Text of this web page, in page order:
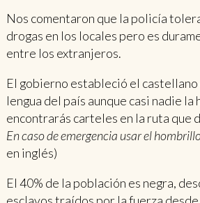
Nos comentaron que la policía
drogas en los locales pero es
entre los extranjeros.
El gobierno estableció el castellano
lengua del país aunque casi nadie la
encontrarás carteles en la ruta que
En caso de emergencia usar el
en inglés)
El 40% de la población es negra,